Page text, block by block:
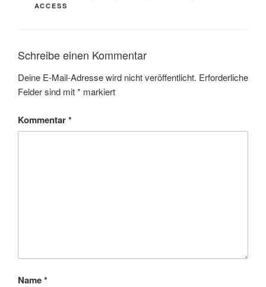
ACCESS
Schreibe einen Kommentar
Deine E-Mail-Adresse wird nicht veröffentlicht. Erforderliche
Felder sind mit* markiert
Kommentar*
Name*